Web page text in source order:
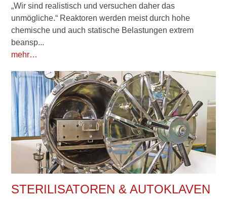
„Wir sind realistisch und versuchen daher das
unmögliche.“ Reaktoren werden meist durch hohe
chemische und auch statische Belastungen extrem
beansp...
mehr…
STERILISATOREN & AUTOKLAVEN